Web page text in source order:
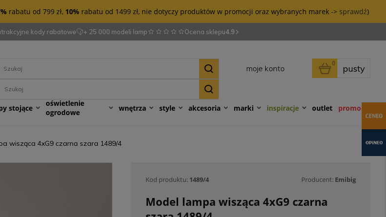
rabatu od 799 zł, 10% rabatu od 1499 zł, nie dotyczy produktów w promocji oraz wybranych marek -> sprawdź)
kody rabatowe + 25 000 modeli lamp Ocena sklepu4.9
moje konto pusty
0
stojące
oświetlenie
ogrodowe
wnętrza style akcesoria marki outlet promocje
inspiracje
wisząca 4xG9 czarna szara 1489/4
Kod produktu: 1489/4 Producent: Emibig
Model lampa wisząca 4xG9 czarna